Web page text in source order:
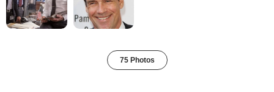
75 Photos